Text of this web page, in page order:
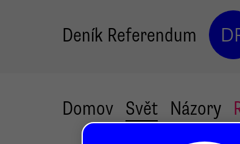
Deník Referendum
Domov Svět Názory